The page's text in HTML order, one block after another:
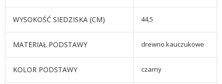
WYSOKOŚĆ SIEDZISKA (CM) 44,5
MATERIAŁ PODSTAWY drewno kauczukowe
KOLOR PODSTAWY czarny